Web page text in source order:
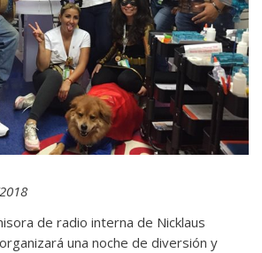
de radio interna de Nicklaus
una noche de diversión y